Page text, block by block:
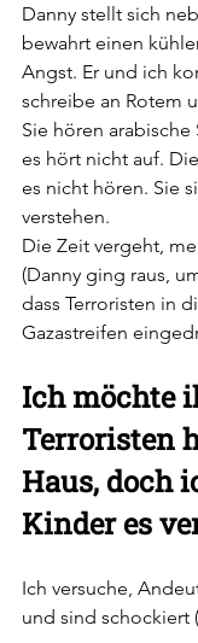
Danny stellt sich
bewahrt einen
Angst. Er und ich
schreibe an Rotem
Sie hören
es hört nicht auf.
es nicht hören. Sie
verstehen.
Die Zeit vergeht,
(Danny ging raus,
dass Terroristen in
Gazastreifen
Ich möchte
Terroristen
Haus, doch
Kinder es
Ich versuche,
und sind schockiert